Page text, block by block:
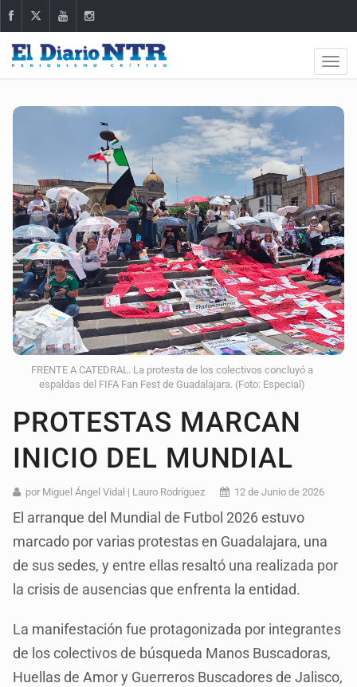
FRENTE A CATEDRAL. La protesta de los colectivos concluyó a
espaldas del FIFA Fan Fest de Guadalajara. (Foto: Especial)
PROTESTAS MARCAN
INICIO DEL MUNDIAL
por Miguel Ángel Vidal | Lauro Rodríguez 12 de Junio de 2026
El arranque del Mundial de Futbol 2026 estuvo
marcado por varias protestas en Guadalajara, una
de sus sedes, y entre ellas resaltó una realizada por
la crisis de ausencias que enfrenta la entidad.
La manifestación fue protagonizada por integrantes
de los colectivos de búsqueda Manos Buscadoras,
Huellas de Amor y Guerreros Buscadores de Jalisco,